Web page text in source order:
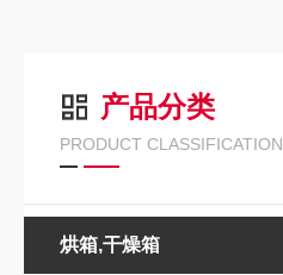
产品分类
PRODUCT CLASSIFICATION
烘箱,干燥箱